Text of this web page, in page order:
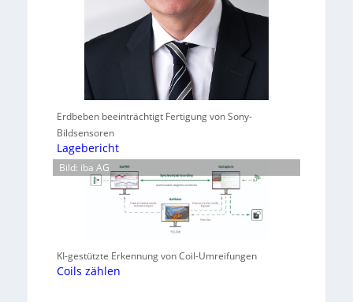
Erdbeben beeinträchtigt Fertigung von Sony-
Bildsensoren
Lagebericht
Bild: iba AG
KI-gestützte Erkennung von Coil-Umreifungen
Coils zählen